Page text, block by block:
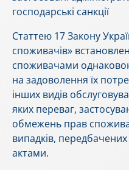
господарські санкції
Cтаттею 17 Закону
споживачів»
споживачами
на задоволення їх
інших видів
яких переваг,
обмежень прав
випадків,
актами.